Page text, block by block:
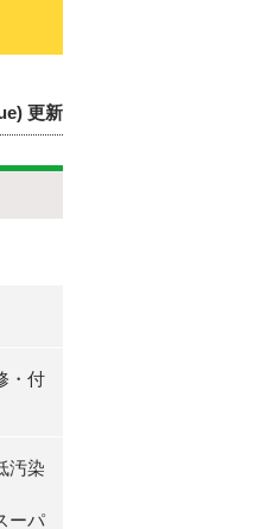
更新
・付
汚染
ーパ